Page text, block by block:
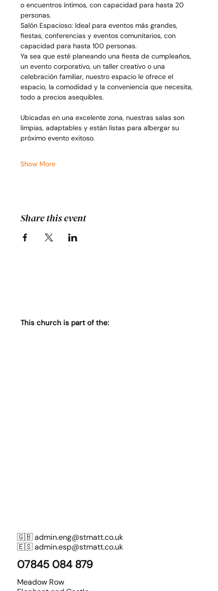
o encuentros íntimos, con capacidad para hasta 20
personas.
Salón Espacioso: Ideal para eventos más grandes,
fiestas, conferencias y eventos comunitarios, con
capacidad para hasta 100 personas.
Ya sea que esté planeando una fiesta de cumpleaños,
un evento corporativo, un taller creativo o una
celebración familiar, nuestro espacio le ofrece el
espacio, la comodidad y la conveniencia que necesita,
todo a precios asequibles.
Ubicadas en una excelente zona, nuestras salas son
limpias, adaptables y están listas para albergar su
próximo evento exitoso.
Show More
Share this event
This church is part of the:
🇬🇧admin.eng@stmatt.co.uk
🇪🇸admin.esp@stmatt.co.uk
07845 084 879
Meadow Row